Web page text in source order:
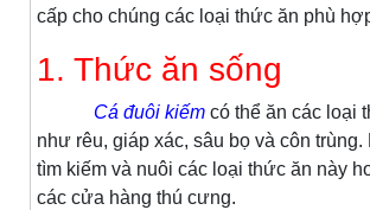
cấp cho chúng các loại thức ăn phù
1. Thức ăn sống
Cá đuôi kiếm có thể ăn các loại
như rêu, giáp xác, sâu bọ và côn trùng.
tìm kiếm và nuôi các loại thức ăn này
các cửa hàng thú cưng.